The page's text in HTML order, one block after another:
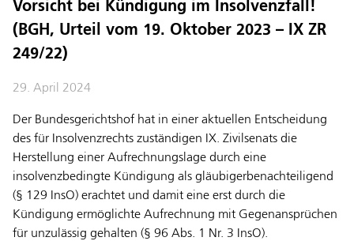
Vorsicht bei Kündigung im Insolvenzfall!
(BGH, Urteil vom 19. Oktober 2023 – IX ZR
249/22)
29. April 2024
Der Bundesgerichtshof hat in einer aktuellen Entscheidung
des für Insolvenzrechts zuständigen IX. Zivilsenats die
Herstellung einer Aufrechnungslage durch eine
insolvenzbedingte Kündigung als gläubigerbenachteiligend
(§ 129 InsO) erachtet und damit eine erst durch die
Kündigung ermöglichte Aufrechnung mit Gegenansprüchen
für unzulässig gehalten (§ 96 Abs. 1 Nr. 3 InsO).